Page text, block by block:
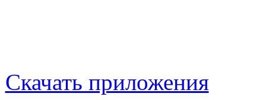
Скачать приложения